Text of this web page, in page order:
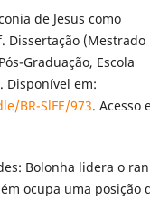
de Jesus como
Dissertação (Mestrado
Graduação, Escola
Disponível em:
BR-SlFE/973. Acesso
Bolonha lidera o
ocupa uma posição